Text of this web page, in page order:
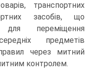
транспортних
засобів, що
для переміщення
предметів
через митний
контролем.